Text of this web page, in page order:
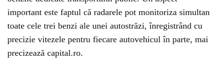
important este faptul că radarele pot monitoriza simultan
toate cele trei benzi ale unei autostrăzi, înregistrând cu
precizie vitezele pentru fiecare autovehicul în parte, mai
precizează capital.ro.